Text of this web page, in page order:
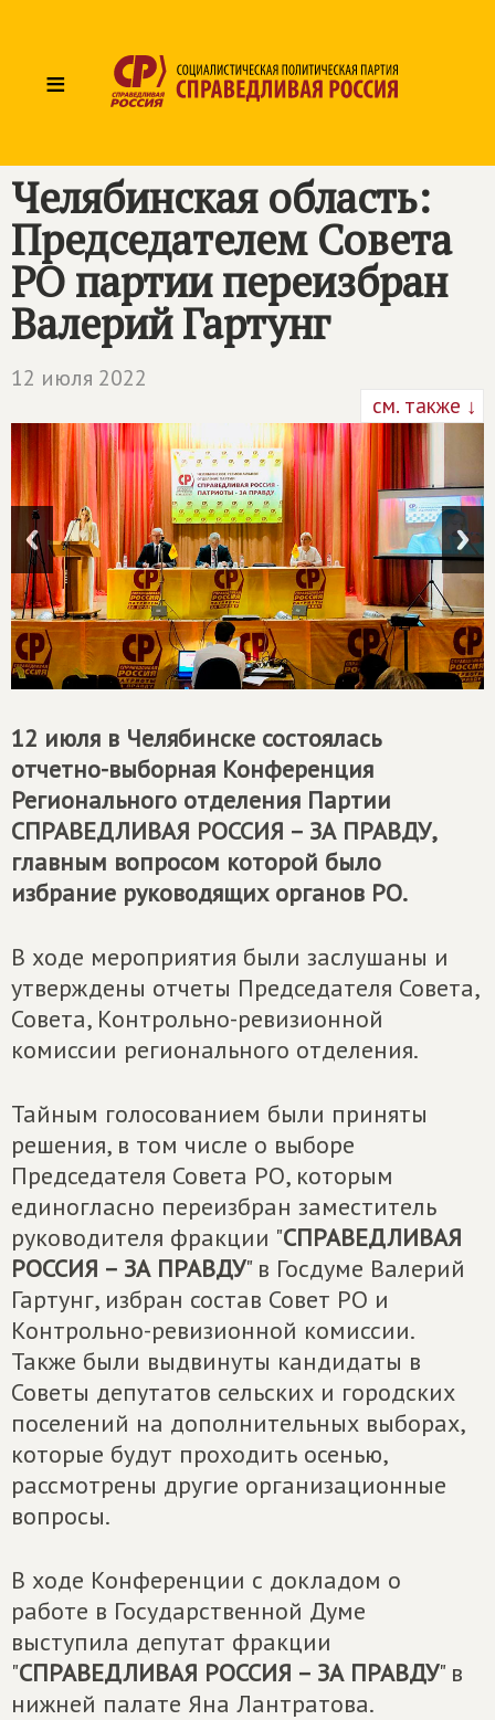
≡
Челябинская область:
Председателем Совета
РО партии переизбран
Валерий Гартунг
12 июля 2022
см. также ↓
12 июля в Челябинске состоялась
отчетно-выборная Конференция
Регионального отделения Партии
СПРАВЕДЛИВАЯ РОССИЯ – ЗА ПРАВДУ,
главным вопросом которой было
избрание руководящих органов РО.
В ходе мероприятия были заслушаны и
утверждены отчеты Председателя Совета,
Совета, Контрольно-ревизионной
комиссии регионального отделения.
Тайным голосованием были приняты
решения, в том числе о выборе
Председателя Совета РО, которым
единогласно переизбран заместитель
руководителя фракции "СПРАВЕДЛИВАЯ
РОССИЯ – ЗА ПРАВДУ" в Госдуме Валерий
Гартунг, избран состав Совет РО и
Контрольно-ревизионной комиссии.
Также были выдвинуты кандидаты в
Советы депутатов сельских и городских
поселений на дополнительных выборах,
которые будут проходить осенью,
рассмотрены другие организационные
вопросы.
В ходе Конференции с докладом о
работе в Государственной Думе
выступила депутат фракции
"СПРАВЕДЛИВАЯ РОССИЯ – ЗА ПРАВДУ" в
нижней палате Яна Лантратова.